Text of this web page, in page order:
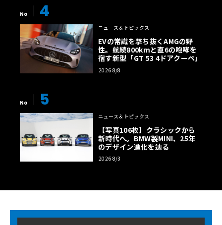
No 4
ニュース＆トピックス
EVの常識を撃ち抜くAMGの野
性。航続800kmと直6の咆哮を
宿す新型「GT 53 4ドアクーペ」
2026 8/8
No 5
ニュース＆トピックス
【写真106枚】クラシックから
新時代へ。BMW製MINI、25年
のデザイン進化を辿る
2026 8/3